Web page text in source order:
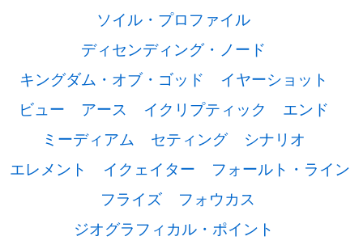
ソイル・プロファイル
ディセンディング・ノード
キングダム・オブ・ゴッド
イヤーショット
ビュー
アース イクリプティック
エンド
ミーディアム
セティング
シナリオ
エレメント
イクェイター
フォールト・ライン
フライズ
フォウカス
ジオグラフィカル・ポイント